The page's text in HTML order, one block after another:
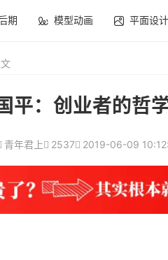
期 模型动画 平面设计
平：创业者的哲
青年君上 2537 2019-06-09